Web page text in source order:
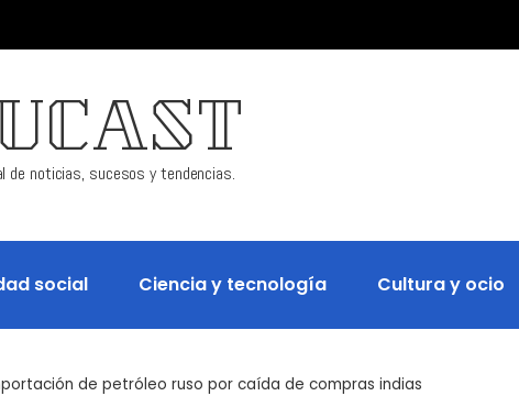
de noticias, sucesos y tendencias.
social Ciencia y tecnología Cultura y ocio
de petróleo ruso por caída de compras indias